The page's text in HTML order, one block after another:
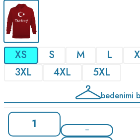
XS S M L
3XL
4XL 5XL
bedenimi